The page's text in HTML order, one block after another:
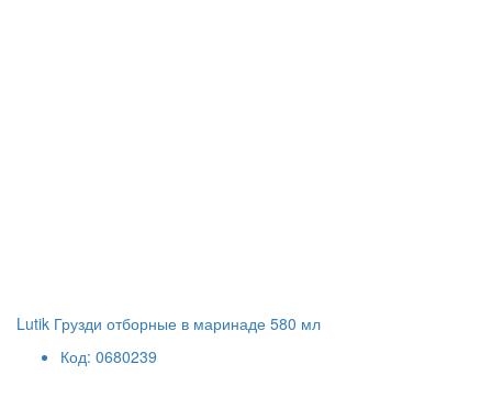
Lutik Грузди отборные в маринаде 580 мл
Код: 0680239